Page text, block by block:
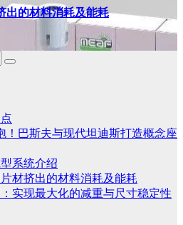
出的材料消耗及能耗
！巴斯夫与现代坦迪斯打造概念座
系统介绍
材挤出的材料消耗及能耗
实现最大化的减重与尺寸稳定性